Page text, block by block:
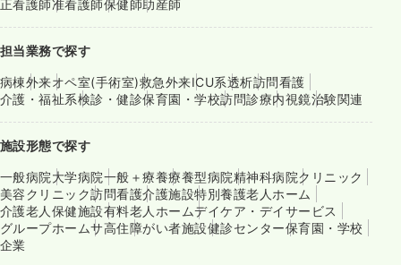
正看護師准看護師保健師助産師
担当業務で探す
病棟外来オペ室(手術室)救急外来ICU系透析訪問看護
介護・福祉系検診・健診保育園・学校訪問診療内視鏡治験関連
施設形態で探す
一般病院大学病院一般＋療養療養型病院精神科病院クリニック
美容クリニック訪問看護介護施設特別養護老人ホーム
介護老人保健施設有料老人ホームデイケア・デイサービス
グループホームサ高住障がい者施設健診センター保育園・学校
企業